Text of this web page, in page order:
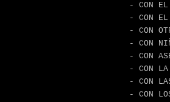
- CON EL
- CON EL
- CON
- CON
- CON
- CON LA
- CON
- CON